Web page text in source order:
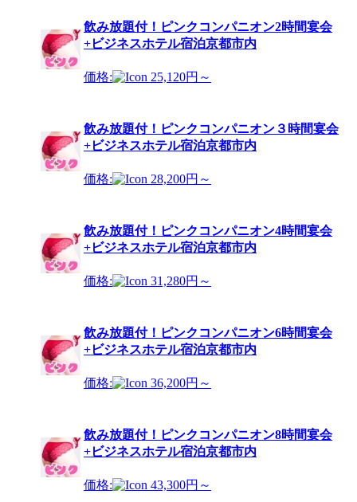
飲み放題付！ピンクコンパニオン2時間宴会
+ビジネスホテル宿泊京都市内
価格: 25,120円～
飲み放題付！ピンクコンパニオン３時間宴会
+ビジネスホテル宿泊京都市内
価格: 28,200円～
飲み放題付！ピンクコンパニオン4時間宴会
+ビジネスホテル宿泊京都市内
価格: 31,280円～
飲み放題付！ピンクコンパニオン6時間宴会
+ビジネスホテル宿泊京都市内
価格: 36,200円～
飲み放題付！ピンクコンパニオン8時間宴会
+ビジネスホテル宿泊京都市内
価格: 43,300円～